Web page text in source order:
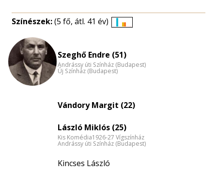
Színészek:(5 fő, átl. 41 év)
nagyítása
Szeghő Endre (51)
Andrássy úti Színház (Budapest)
Új Színház (Budapest)
Vándory Margit (22)
László Miklós (25)
Kis Komédia1926-27 Vígszínház
Andrássy úti Színház (Budapest)
Kincses László